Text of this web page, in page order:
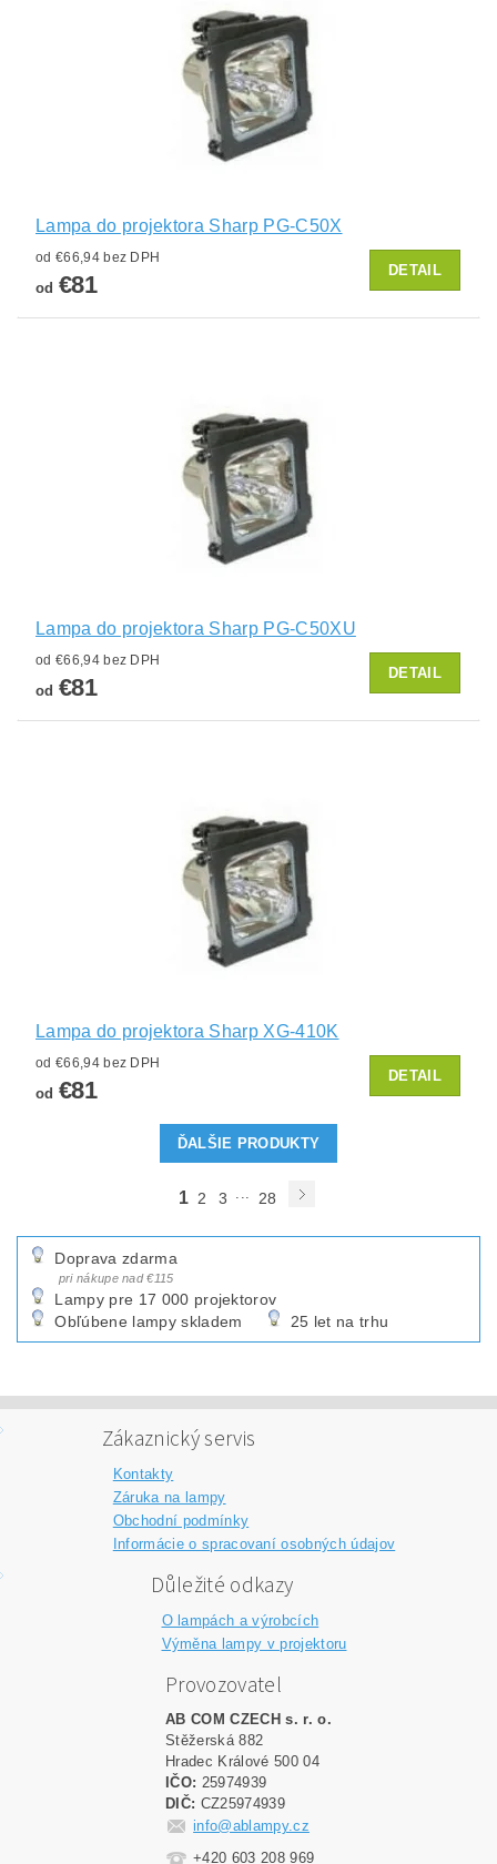
Lampa do projektora Sharp PG-C50X
od €66,94 bez DPH
od €81
DETAIL
Lampa do projektora Sharp PG-C50XU
od €66,94 bez DPH
od €81
DETAIL
Lampa do projektora Sharp XG-410K
od €66,94 bez DPH
od €81
DETAIL
ĎALŠIE PRODUKTY
1 2 3 28
Doprava zdarma
pri nákupe nad €115
Lampy pre 17 000 projektorov
Obľúbene lampy skladem
25 let na trhu
Zákaznický servis
Kontakty
Záruka na lampy
Obchodní podmínky
Informácie o spracovaní osobných údajov
Důležité odkazy
O lampách a výrobcích
Výměna lampy v projektoru
Provozovatel
AB COM CZECH s. r. o.
Stěžerská 882
Hradec Králové 500 04
IČO: 25974939
DIČ: CZ25974939
info@ablampy.cz
+420 603 208 969